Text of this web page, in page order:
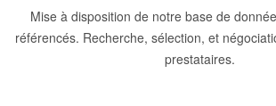
Mise à disposition de notre base de
référencés. Recherche, sélection, et
prestataires.